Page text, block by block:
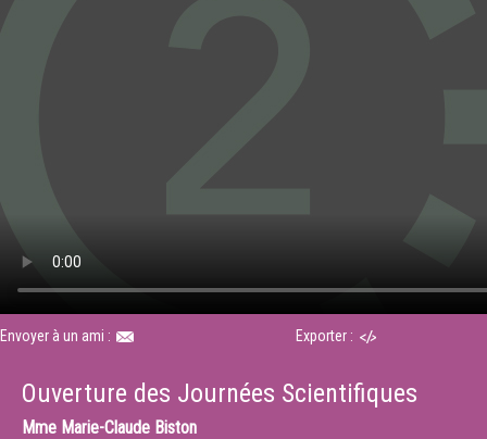
Envoyer à un ami : Exporter :
Ouverture des Journées Scientifiques
Mme Marie-Claude Biston